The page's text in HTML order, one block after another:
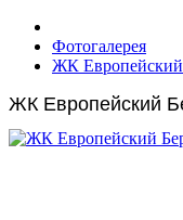
Фотогалерея
ЖК Европейский
ЖК Европейский